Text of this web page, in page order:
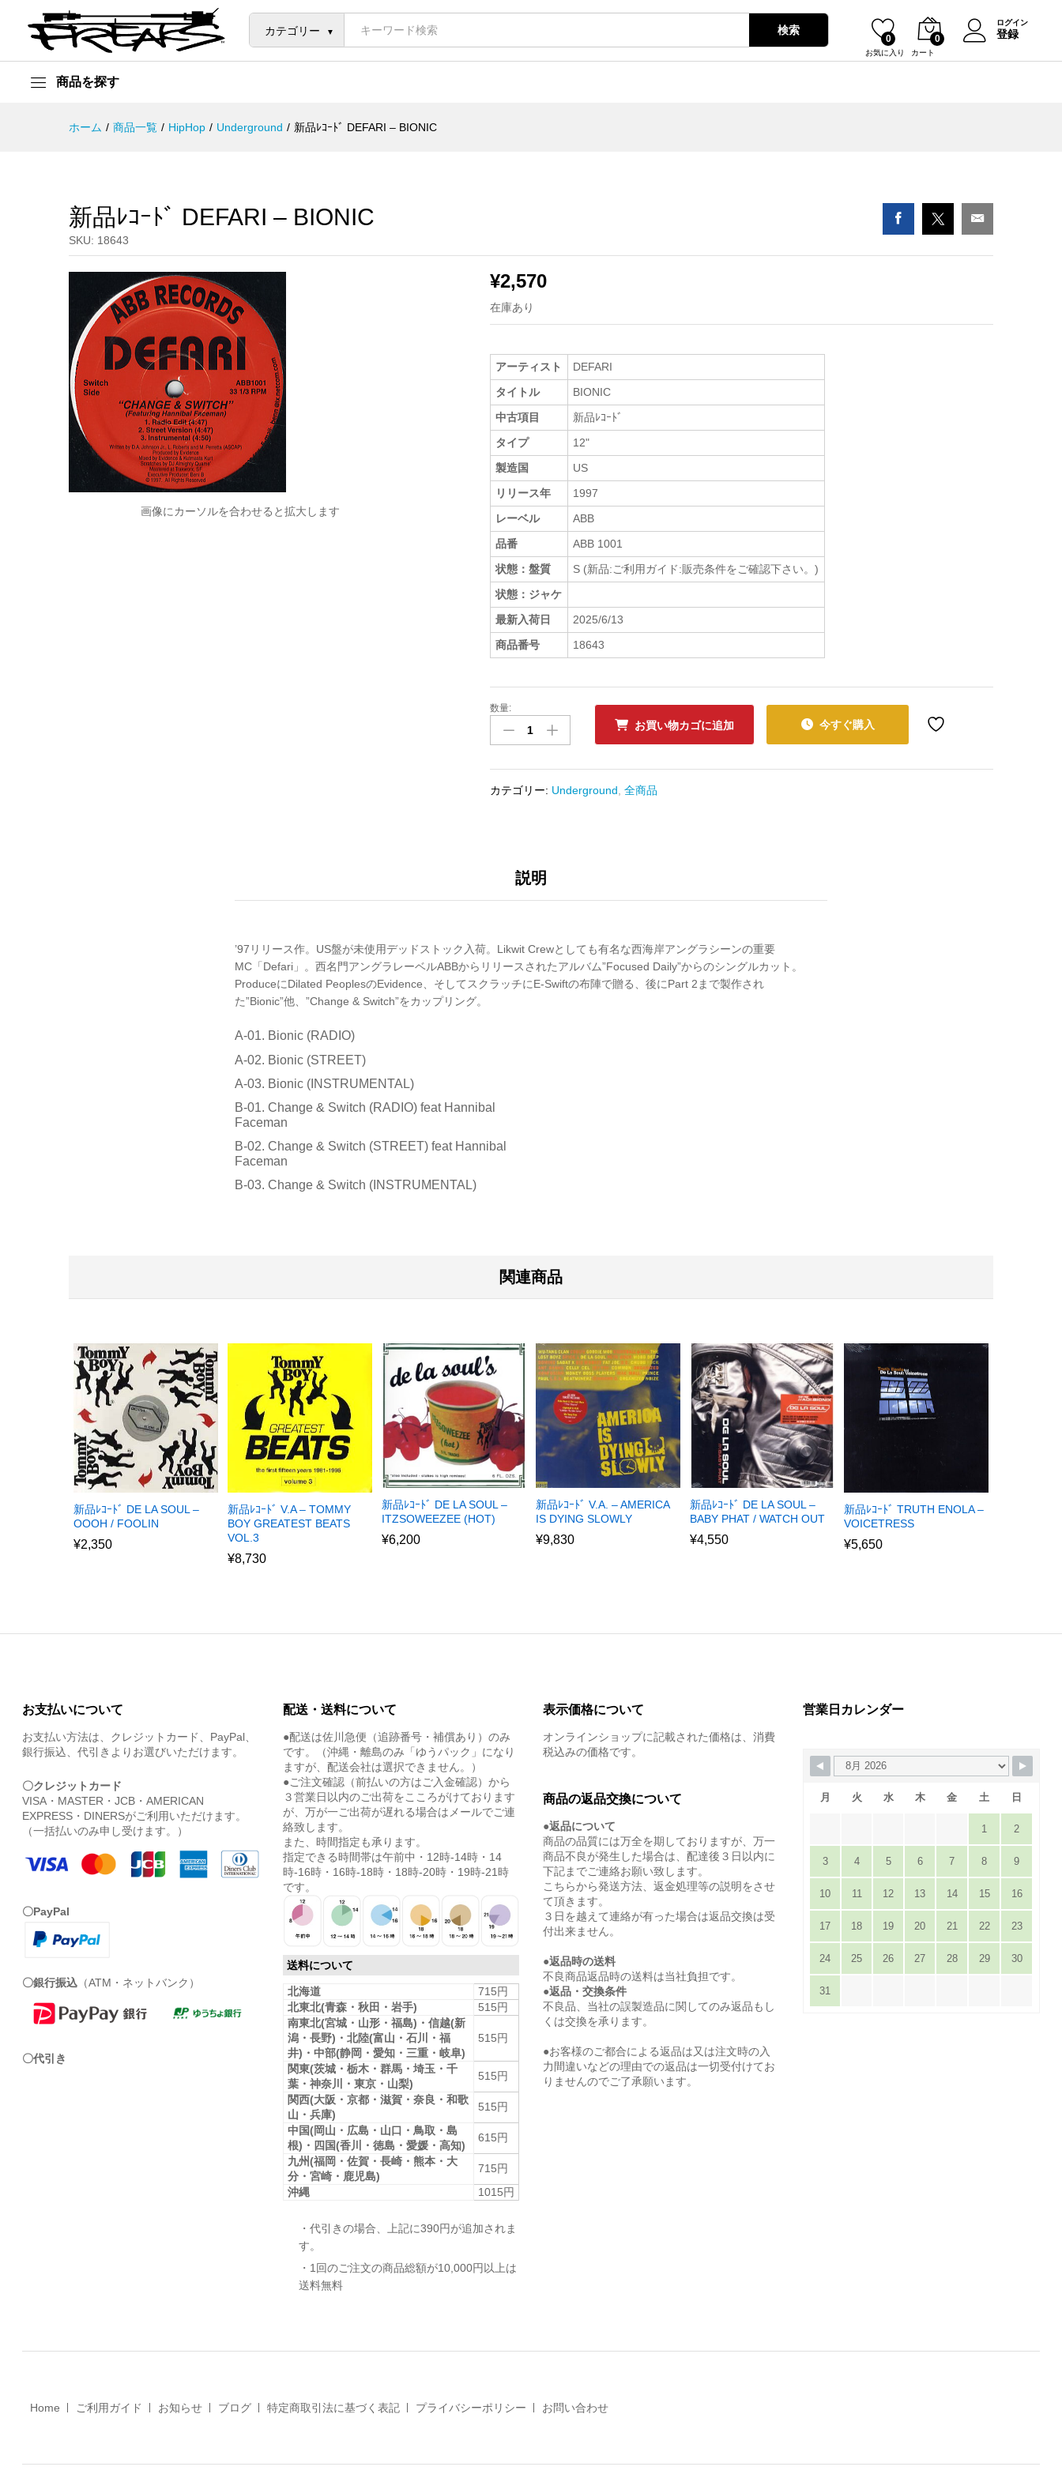
カテゴリー 検索
お気に入り
0
カート
0
ログイン
登録
商品を探す
ホーム / 商品一覧 / HipHop / Underground / 新品ﾚｺｰﾄﾞ DEFARI – BIONIC
新品ﾚｺｰﾄﾞ DEFARI – BIONIC
SKU: 18643
画像にカーソルを合わせると拡大します
¥2,570
在庫あり
アーティスト
DEFARI
タイトル
BIONIC
中古項目
新品ﾚｺｰﾄﾞ
タイプ
12"
製造国
US
リリース年
1997
レーベル
ABB
品番
ABB 1001
状態：盤質
S (新品:ご利用ガイド:販売条件をご確認下さい。)
状態：ジャケ
最新入荷日
2025/6/13
商品番号
18643
新
ﾚ
ﾄﾞ
数量:
お買い物カゴに追加 今すぐ購入
カテゴリー: Underground ,全商品
説明
’97リリース作。US盤が未使用デッドストック入荷。Likwit Crewとしても有名な西海岸アングラシーンの重要
MC「Defari」。西名門アングラレーベルABBからリリースされたアルバム”Focused Daily”からのシングルカット。
ProduceにDilated PeoplesのEvidence、そしてスクラッチにE-Swiftの布陣で贈る、後にPart 2まで製作され
た”Bionic”他、”Change & Switch”をカップリング。
A-01. Bionic (RADIO)
A-02. Bionic (STREET)
A-03. Bionic (INSTRUMENTAL)
B-01. Change & Switch (RADIO) feat Hannibal
Faceman
B-02. Change & Switch (STREET) feat Hannibal
Faceman
B-03. Change & Switch (INSTRUMENTAL)
関連商品
新品ﾚｺｰﾄﾞ DE LA SOUL –
OOOH / FOOLIN
¥2,350
新品ﾚｺｰﾄﾞ V.A – TOMMY
BOY GREATEST BEATS
VOL.3
¥8,730
新品ﾚｺｰﾄﾞ DE LA SOUL –
ITZSOWEEZEE (HOT)
¥6,200
新品ﾚｺｰﾄﾞ V.A. – AMERICA
IS DYING SLOWLY
¥9,830
新品ﾚｺｰﾄﾞ DE LA SOUL –
BABY PHAT / WATCH OUT
¥4,550
新品ﾚｺｰﾄﾞ TRUTH ENOLA –
VOICETRESS
¥5,650
お支払いについて
お支払い方法は、クレジットカード、PayPal、
銀行振込、代引きよりお選びいただけます。
〇クレジットカード
VISA・MASTER・JCB・AMERICAN
EXPRESS・DINERSがご利用いただけます。
（一括払いのみ申し受けます。）
〇PayPal
〇銀行振込 （ATM・ネットバンク）
〇代引き
配送・送料について
●配送は佐川急便（追跡番号・補償あり）のみ
です。（沖縄・離島のみ「ゆうパック」になり
ますが、配送会社は選択できません。）
●ご注文確認（前払いの方はご入金確認）から
３営業日以内のご出荷をこころがけております
が、万が一ご出荷が遅れる場合はメールでご連
絡致します。
また、時間指定も承ります。
指定できる時間帯は午前中・12時-14時・14
時-16時・16時-18時・18時-20時・19時-21時
です。
送料について
北海道
715円
北東北(青森・秋田・岩手)
515円
南東北(宮城・山形・福島)・信越(新
潟・長野)・北陸(富山・石川・福
井)・中部(静岡・愛知・三重・岐阜)
515円
関東(茨城・栃木・群馬・埼玉・千
葉・神奈川・東京・山梨)
515円
関西(大阪・京都・滋賀・奈良・和歌
山・兵庫)
515円
中国(岡山・広島・山口・鳥取・島
根)・四国(香川・徳島・愛媛・高知)
615円
九州(福岡・佐賀・長崎・熊本・大
分・宮崎・鹿児島)
715円
沖縄
1015円
・代引きの場合、上記に390円が追加されま
す。
・1回のご注文の商品総額が10,000円以上は
送料無料
表示価格について
オンラインショップに記載された価格は、消費
税込みの価格です。
商品の返品交換について
●返品について
商品の品質には万全を期しておりますが、万一
商品不良が発生した場合は、配達後３日以内に
下記までご連絡お願い致します。
こちらから発送方法、返金処理等の説明をさせ
て頂きます。
３日を越えて連絡が有った場合は返品交換は受
付出来ません。
●返品時の送料
不良商品返品時の送料は当社負担です。
●返品・交換条件
不良品、当社の誤製造品に関してのみ返品もし
くは交換を承ります。
●お客様のご都合による返品は又は注文時の入
力間違いなどの理由での返品は一切受付けてお
りませんのでご了承願います。
営業日カレンダー
月 火 水 木 金 土 日
1 2
3 4 5 6 7 8 9
10 11 12 13 14 15 16
17 18 19 20 21 22 23
24 25 26 27 28 29 30
31
Home ご利用ガイド お知らせ ブログ 特定商取引法に基づく表記 プライバシーポリシー お問い合わせ
新品ﾚｺｰﾄﾞ DEFARI - BIONIC
説明
¥2,570 カートに入れる